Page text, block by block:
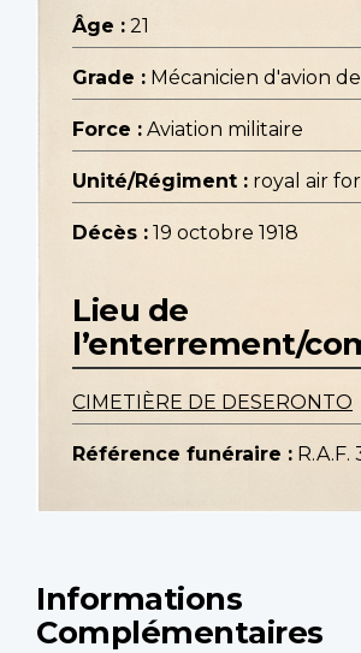
Âge : 21
Grade : Mécanicien d'avion de
Force : Aviation militaire
Unité/Régiment : royal air
Décès : 19 octobre 1918
Lieu de
l’enterrement/
CIMETIÈRE DE DESERONTO
Référence funéraire : R.A.F.
Informations
Complémentaires